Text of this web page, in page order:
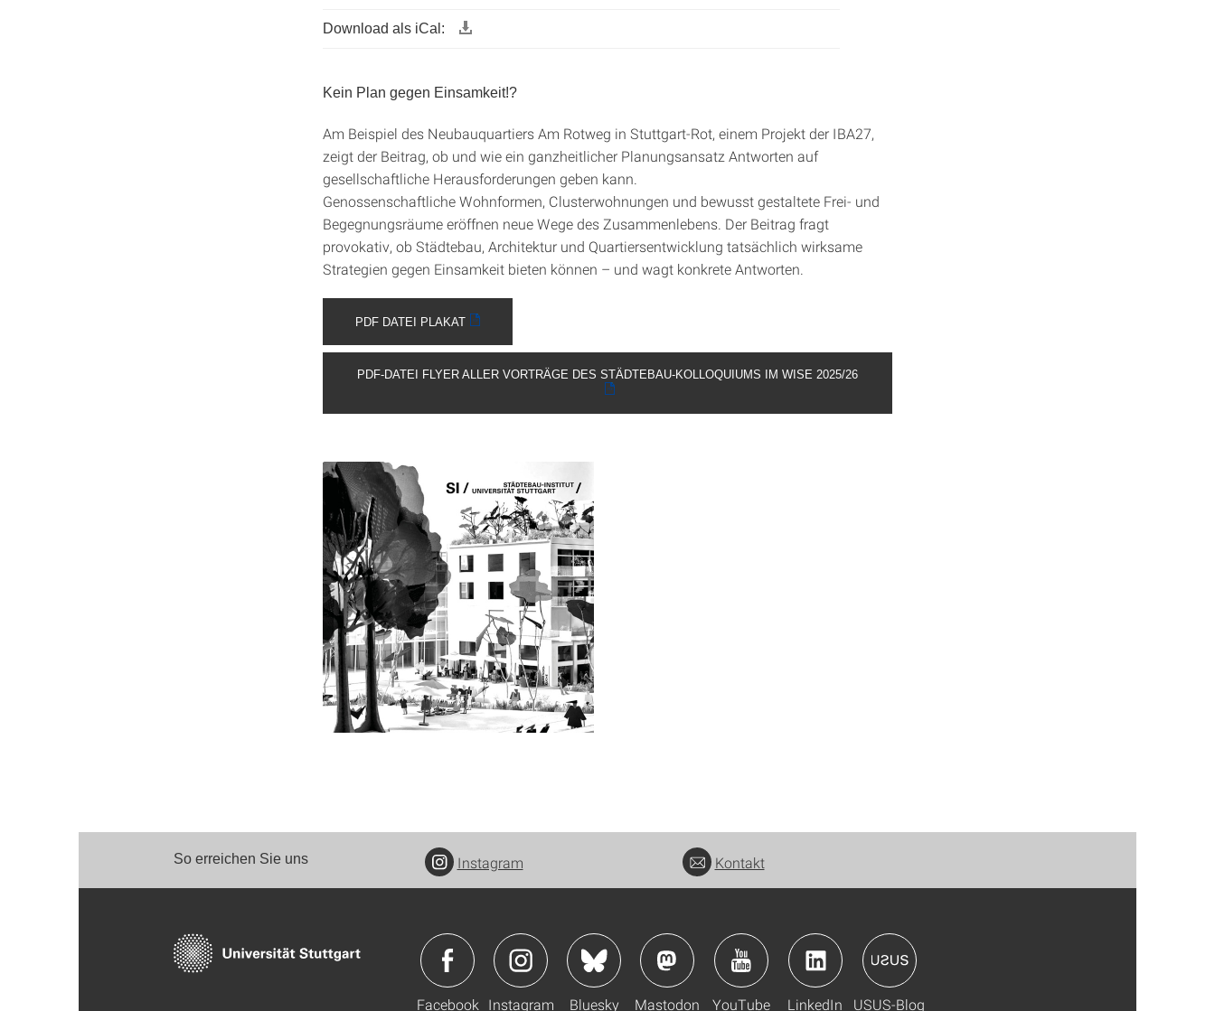
Download als iCal:
Kein Plan gegen Einsamkeit!?
Am Beispiel des Neubauquartiers Am Rotweg in Stuttgart-Rot, einem Projekt der IBA27,
zeigt der Beitrag, ob und wie ein ganzheitlicher Planungsansatz Antworten auf
gesellschaftliche Herausforderungen geben kann.
Genossenschaftliche Wohnformen, Clusterwohnungen und bewusst gestaltete Frei- und
Begegnungsräume eröffnen neue Wege des Zusammenlebens. Der Beitrag fragt
provokativ, ob Städtebau, Architektur und Quartiersentwicklung tatsächlich wirksame
Strategien gegen Einsamkeit bieten können – und wagt konkrete Antworten.
PDF DATEI PLAKAT
PDF-DATEI FLYER ALLER VORTRÄGE DES STÄDTEBAU-KOLLOQUIUMS IM WISE 2025/26
So erreichen Sie uns Instagram Kontakt
Facebook Instagram Bluesky Mastodon YouTube LinkedIn USUS-Blog